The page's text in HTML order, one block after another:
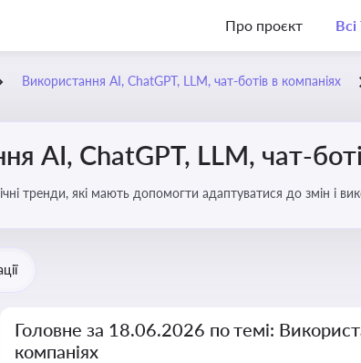
Про проєкт
Використання AI, ChatGPT, LLM, чат-ботів в компаніях
AI, ChatGPT, LLM, чат-
тренди, які мають допомогти адаптуватися до змін і
Головне за 18.06.2026 по темі:
компаніях